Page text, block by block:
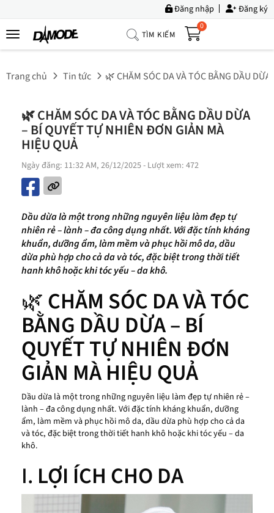
Đăng nhập Đăng ký
TÌM KIẾM
0
Trang
Sưu
Trang chủ Tin tức 🌿 CHĂM SÓC DA VÀ TÓC BẰNG DẦU
🌿 CHĂM SÓC DA VÀ TÓC BẰNG DẦU DỪA
– BÍ QUYẾT TỰ NHIÊN ĐƠN GIẢN MÀ
HIỆU QUẢ
Ngày đăng: 11:32 AM, 26/12/2025- Lượt xem: 472
Dầu dừa là một trong những nguyên liệu làm đẹp tự
nhiên rẻ – lành – đa công dụng nhất. Với đặc tính kháng
khuẩn, dưỡng ẩm, làm mềm và phục hồi mô da, dầu
dừa phù hợp cho cả da và tóc, đặc biệt trong thời tiết
hanh khô hoặc khi tóc yếu – da khô.
🌿CHĂM SÓC DA VÀ TÓC
BẰNG DẦU DỪA – BÍ
QUYẾT TỰ NHIÊN ĐƠN
GIẢN MÀ HIỆU QUẢ
Dầu dừa là một trong những nguyên liệu làm đẹp tự nhiên rẻ –
lành – đa công dụng nhất. Với đặc tính kháng khuẩn, dưỡng
ẩm, làm mềm và phục hồi mô da, dầu dừa phù hợp cho cả da
và tóc, đặc biệt trong thời tiết hanh khô hoặc khi tóc yếu – da
khô.
I. LỢI ÍCH CHO DA